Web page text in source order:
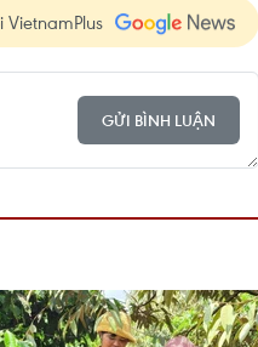
VietnamPlus
GỬI BÌNH LUẬN